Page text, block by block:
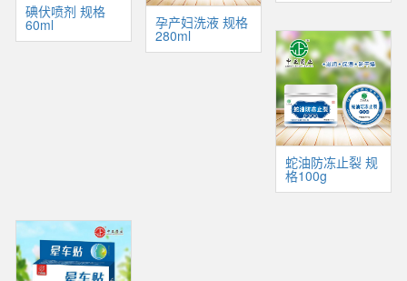
碘伏喷剂 规格
60ml 孕产妇洗液 规格
280ml
蛇油防冻止裂 规
格100g